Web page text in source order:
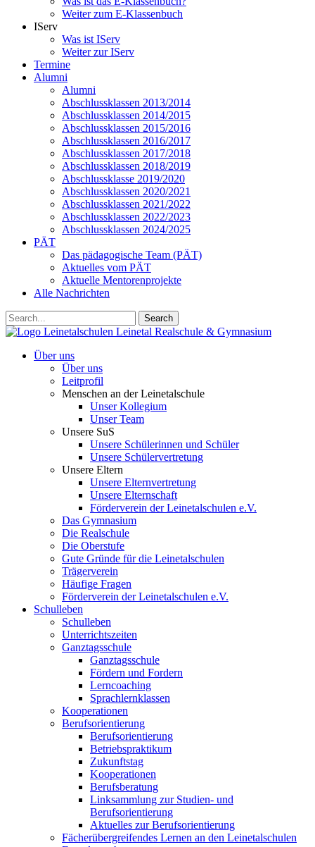
Weiter zum E-Klassenbuch
IServ
Was ist IServ
Weiter zur IServ
Termine
Alumni
Alumni
Abschlussklassen 2013/2014
Abschlussklassen 2014/2015
Abschlussklassen 2015/2016
Abschlussklassen 2016/2017
Abschlussklassen 2017/2018
Abschlussklassen 2018/2019
Abschlussklasse 2019/2020
Abschlussklassen 2020/2021
Abschlussklassen 2021/2022
Abschlussklassen 2022/2023
Abschlussklassen 2024/2025
PÄT
Das pädagogische Team (PÄT)
Aktuelles vom PÄT
Aktuelle Mentorenprojekte
Alle Nachrichten
Search
Leinetalschulen Leinetal Realschule & Gymnasium
Über uns
Über uns
Leitprofil
Menschen an der Leinetalschule
Unser Kollegium
Unser Team
Unsere SuS
Unsere Schülerinnen und Schüler
Unsere Schülervertretung
Unsere Eltern
Unsere Elternvertretung
Unsere Elternschaft
Förderverein der Leinetalschulen e.V.
Das Gymnasium
Die Realschule
Die Oberstufe
Gute Gründe für die Leinetalschulen
Trägerverein
Häufige Fragen
Förderverein der Leinetalschulen e.V.
Schulleben
Schulleben
Unterrichtszeiten
Ganztagsschule
Ganztagsschule
Fördern und Fordern
Lerncoaching
Sprachlernklassen
Kooperationen
Berufsorientierung
Berufsorientierung
Betriebspraktikum
Zukunftstag
Kooperationen
Berufsberatung
Linksammlung zur Studien- und
Berufsorientierung
Aktuelles zur Berufsorientierung
Fächerübergreifendes Lernen an den Leinetalschulen